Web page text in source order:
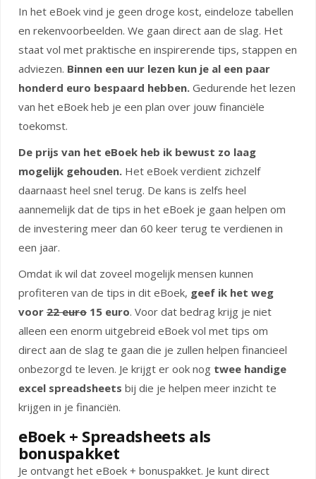
In het eBoek vind je geen droge kost, eindeloze tabellen
en rekenvoorbeelden. We gaan direct aan de slag. Het
staat vol met praktische en inspirerende tips, stappen en
adviezen. Binnen een uur lezen kun je al een paar
honderd euro bespaard hebben. Gedurende het lezen
van het eBoek heb je een plan over jouw financiële
toekomst.
De prijs van het eBoek heb ik bewust zo laag
mogelijk gehouden. Het eBoek verdient zichzelf
daarnaast heel snel terug. De kans is zelfs heel
aannemelijk dat de tips in het eBoek je gaan helpen om
de investering meer dan 60 keer terug te verdienen in
een jaar.
Omdat ik wil dat zoveel mogelijk mensen kunnen
profiteren van de tips in dit eBoek, geef ik het weg
voor 22 euro 15 euro. Voor dat bedrag krijg je niet
alleen een enorm uitgebreid eBoek vol met tips om
direct aan de slag te gaan die je zullen helpen financieel
onbezorgd te leven. Je krijgt er ook nog twee handige
excel spreadsheets bij die je helpen meer inzicht te
krijgen in je financiën.
eBoek + Spreadsheets als
bonuspakket
Je ontvangt het eBoek + bonuspakket. Je kunt direct